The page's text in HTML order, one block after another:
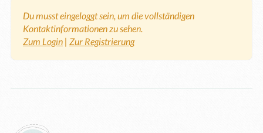
Du musst eingeloggt sein, um die vollständigen
Kontaktinformationen zu sehen.
Zum Login | Zur Registrierung